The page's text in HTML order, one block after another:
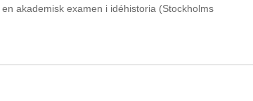
akademisk examen i idéhistoria (Stockholms